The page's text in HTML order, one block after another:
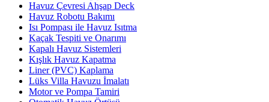
Havuz Çevresi Ahşap Deck
Havuz Robotu Bakımı
Isı Pompası ile Havuz Isıtma
Kaçak Tespiti ve Onarımı
Kapalı Havuz Sistemleri
Kışlık Havuz Kapatma
Liner (PVC) Kaplama
Lüks Villa Havuzu İmalatı
Motor ve Pompa Tamiri